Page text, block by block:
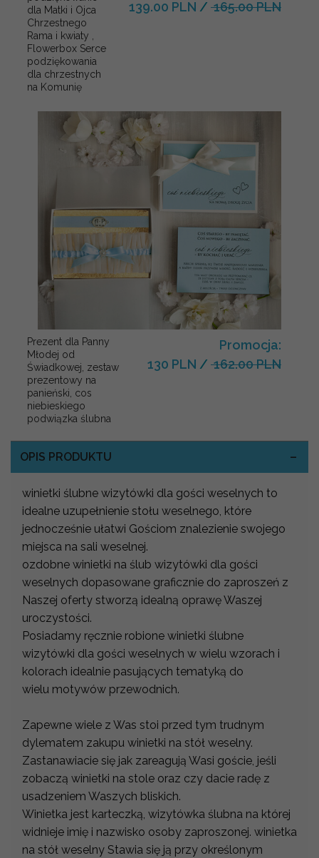
dla Matki i Ojca
Chrzestnego
Rama i kwiaty ,
Flowerbox Serce
podziękowania
dla chrzestnych
na Komunię
139.00 PLN / 165.00 PLN
Prezent dla Panny
Młodej od
Świadkowej, zestaw
prezentowy na
panieński, cos
niebieskiego
podwiązka ślubna
Promocja:
130 PLN / 162.00 PLN
OPIS PRODUKTU
winietki ślubne wizytówki dla gości weselnych to
idealne uzupełnienie stołu weselnego, które
jednocześnie ułatwi Gościom znalezienie swojego
miejsca na sali weselnej.
ozdobne winietki na ślub wizytówki dla gości
weselnych dopasowane graficznie do zaproszeń z
Naszej oferty stworzą idealną oprawę Waszej
uroczystości.
Posiadamy ręcznie robione winietki ślubne
wizytówki dla gości weselnych w wielu wzorach i
kolorach idealnie pasujących tematyką do
wielu motywów przewodnich.
Zapewne wiele z Was stoi przed tym trudnym
dylematem zakupu winietki na stół weselny.
Zastanawiacie się jak zareagują Wasi goście, jeśli
zobaczą winietki na stole oraz czy dacie radę z
usadzeniem Waszych bliskich.
Winietka jest karteczką, wizytówka ślubna na której
widnieje imię i nazwisko osoby zaproszonej. winietka
na stół weselny Stawia się ją przy określonym